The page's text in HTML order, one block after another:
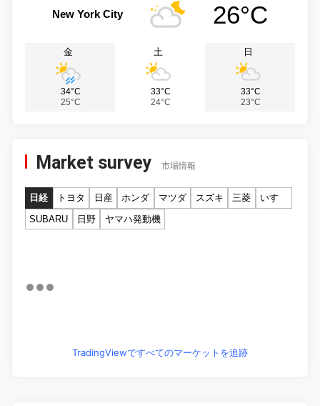
New York City 26°C
金
34°C
25°C
土
33°C
24°C
日
33°C
23°C
Market survey 市場情報
日経 トヨタ 日産 ホンダ マツダ スズキ 三菱
いすゞ
SUBARU
日野 ヤマハ発動機
TradingViewですべてのマーケットを追跡